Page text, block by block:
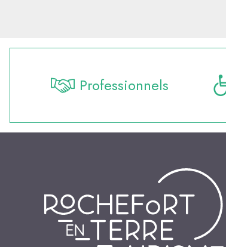
Professionnels